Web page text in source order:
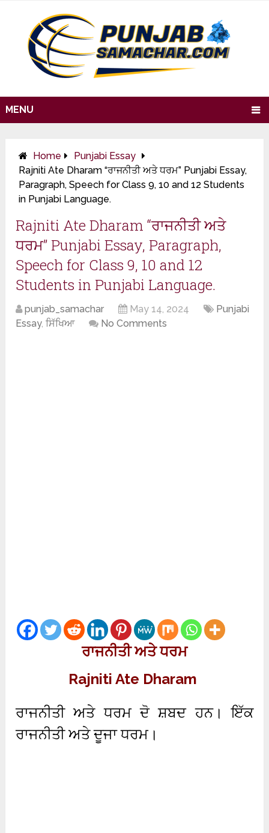
MENU
Home
Punjabi Essay
Rajniti Ate Dharam “ਰਾਜਨੀਤੀ ਅਤੇ ਧਰਮ” Punjabi Essay,
Paragraph, Speech for Class 9, 10 and 12 Students
in Punjabi Language.
Rajniti Ate Dharam “ਰਾਜਨੀਤੀ ਅਤੇ
ਧਰਮ” Punjabi Essay, Paragraph,
Speech for Class 9, 10 and 12
Students in Punjabi Language.
punjab_samachar May 14, 2024
Punjabi
Essay,ਸਿੱਖਿਆ No Comments
ਰਾਜਨੀਤੀ ਅਤੇ ਧਰਮ
Rajniti Ate Dharam
ਰਾਜਨੀਤੀ ਅਤੇ ਧਰਮ ਦੋ ਸ਼ਬਦ ਹਨ। ਇੱਕ
ਰਾਜਨੀਤੀ ਅਤੇ ਦੂਜਾ ਧਰਮ।